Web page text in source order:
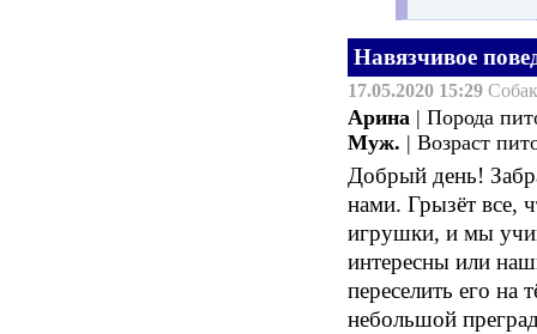
Навязчивое
17.05.2020 15:29
Арина | Порода
Муж. | Возраст
Добрый день!
нами. Грызёт все,
игрушки, и мы
интересны или
переселить его на
небольшой